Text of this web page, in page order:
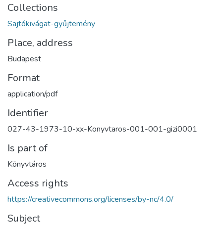
Collections
Sajtókivágat-gyűjtemény
Place, address
Budapest
Format
application/pdf
Identifier
027-43-1973-10-xx-Konyvtaros-001-001-gizi0001
Is part of
Könyvtáros
Access rights
https://creativecommons.org/licenses/by-nc/4.0/
Subject